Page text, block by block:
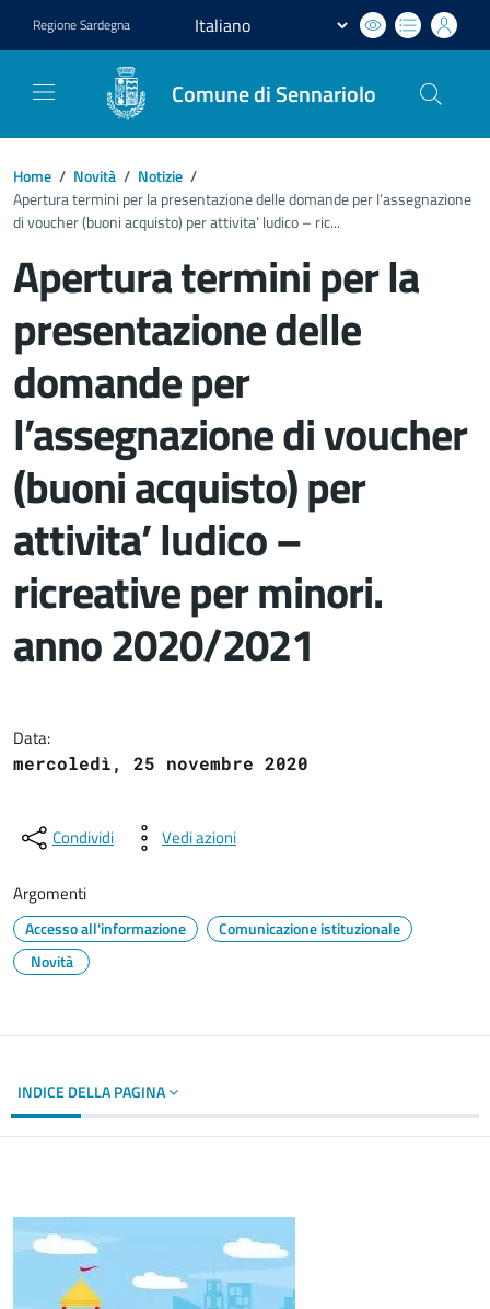
RegioneSardegna
Comune di Sennariolo
Home / Novità / Notizie /
Apertura termini per la presentazione delle domande per l’assegnazione
di voucher (buoni acquisto) per attivita’ ludico – ric...
Apertura termini per la
presentazione delle
domande per
l’assegnazione di voucher
(buoni acquisto) per
attivita’ ludico –
ricreative per minori.
anno 2020/2021
Data:
mercoledì, 25 novembre 2020
Condividi Vedi azioni
Argomenti
Accesso all'informazione
Comunicazione istituzionale
Novità
INDICE DELLA PAGINA